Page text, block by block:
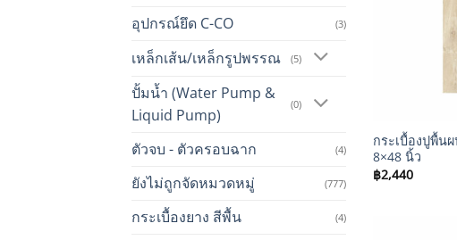
อุปกรณ์ยึด C-CO (3)
เหล็กเส้น/เหล็กรูปพรรณ (5)
ปั้มน้ำ (Water Pump &
Liquid Pump)
(0)
ตัวจบ - ตัวครอบฉาก (4)
ยังไม่ถูกจัดหมวดหมู่ (777)
กระเบื้องยาง สีพื้น (4)
กระเบื้องปูพื้น
8×48 นิ้ว
฿2,440